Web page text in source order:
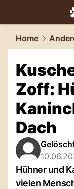
tiere.
Home
Zoff:
Dach
Hühner und
vielen